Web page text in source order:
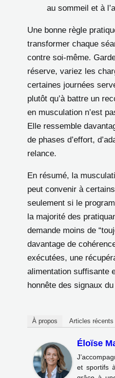
au sommeil et à
Une bonne règle
transformer chaque
contre soi-même.
réserve, variez les
certaines journées
plutôt qu’à battre un
en musculation n’est
Elle ressemble
de phases d’effort,
relance.
En résumé, la
peut convenir à
seulement si le
la majorité des
demande moins de
davantage de
exécutées, une
alimentation suffisante
honnête des signaux
À propos Articles récents
Éloïse
et sportifs